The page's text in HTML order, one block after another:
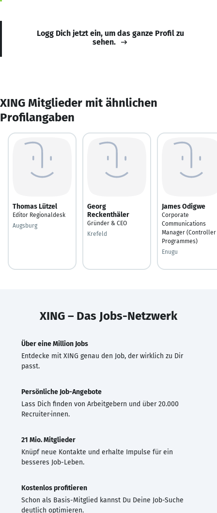
Logg Dich jetzt ein, um das ganze Profil zu
sehen.
XING Mitglieder mit ähnlichen
Profilangaben
Thomas Lützel
Editor Regionaldesk
Augsburg
Georg
Reckenthäler
Gründer & CEO
Krefeld
James Odigwe
Corporate
Communications
Manager (Controller
Programmes)
Enugu
XING – Das Jobs-Netzwerk
Über eine Million Jobs
Entdecke mit XING genau den Job, der wirklich zu Dir
passt.
Persönliche Job-Angebote
Lass Dich finden von Arbeitgebern und über 20.000
Recruiter·innen.
21 Mio. Mitglieder
Knüpf neue Kontakte und erhalte Impulse für ein
besseres Job-Leben.
Kostenlos profitieren
Schon als Basis-Mitglied kannst Du Deine Job-Suche
deutlich optimieren.